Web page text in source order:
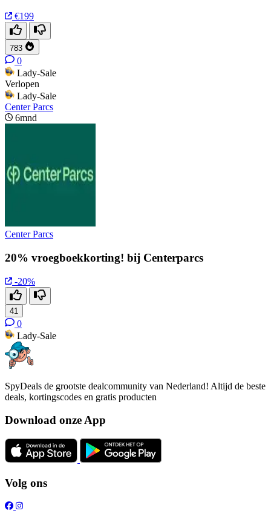
€199
783
0
Lady-Sale
Verlopen
Lady-Sale
Center Parcs
6mnd
Center Parcs
20% vroegboekkorting! bij Centerparcs
-20%
41
0
Lady-Sale
SpyDeals de grootste dealcommunity van Nederland! Altijd de beste
deals, kortingscodes en gratis producten
Download onze App
Volg ons